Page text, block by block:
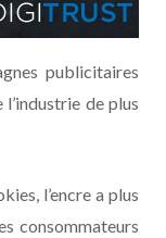
publicitaires
de plus
l’encre a plus
consommateurs